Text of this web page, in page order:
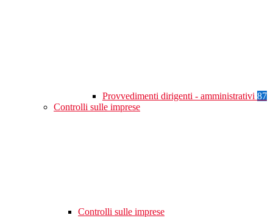
Provvedimenti dirigenti - amministrativi 87
Controlli sulle imprese
Controlli sulle imprese